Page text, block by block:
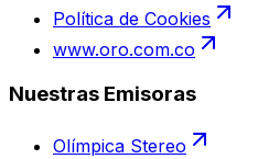
Política de Cookies
www.oro.com.co
Nuestras Emisoras
Olímpica Stereo